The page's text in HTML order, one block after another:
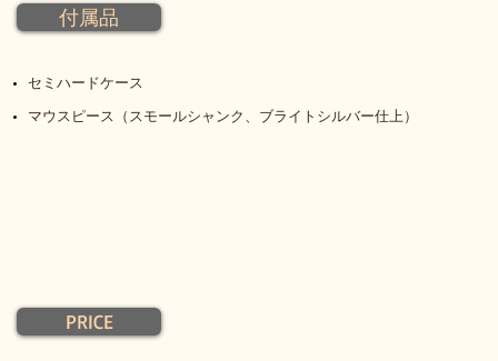
付属品
セミハードケース
マウスピース（スモールシャンク、ブライトシルバー仕上）
PRICE